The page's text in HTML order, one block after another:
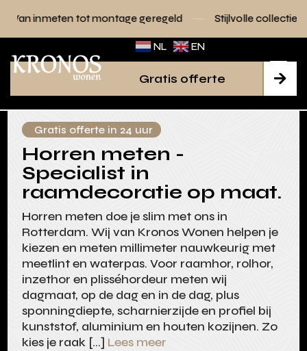
montage geregeld Stijlvolle collecties voor elk interieur
NL EN

Gratis offerte
Gratis offerte in 24 uur
Horren meten -
Specialist in
raamdecoratie op maat.
Horren meten doe je slim met ons in
Rotterdam. Wij van Kronos Wonen helpen je
kiezen en meten millimeter nauwkeurig met
meetlint en waterpas. Voor raamhor, rolhor,
inzethor en plisséhordeur meten wij
dagmaat, op de dag en in de dag, plus
sponningdiepte, scharnierzijde en profiel bij
kunststof, aluminium en houten kozijnen. Zo
kies je raak […] Lees meer